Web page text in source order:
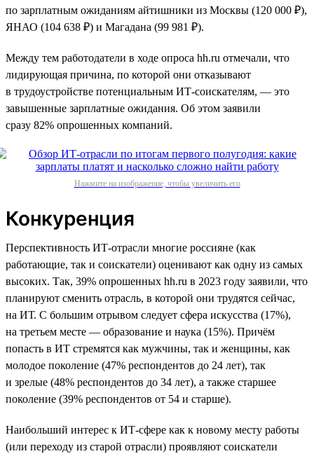
по зарплатным ожиданиям айтишники из Москвы (120 000 ₽),
ЯНАО (104 638 ₽) и Магадана (99 981 ₽).
Между тем работодатели в ходе опроса hh.ru отмечали, что
лидирующая причина, по которой они отказывают
в трудоустройстве потенциальным ИТ-соискателям, — это
завышенные зарплатные ожидания. Об этом заявили
сразу 82% опрошенных компаний.
Нажмите на изображение, чтобы увеличить его
Конкуренция
Перспективность ИТ-отрасли многие россияне (как
работающие, так и соискатели) оценивают как одну из самых
высоких. Так, 39% опрошенных hh.ru в 2023 году заявили, что
планируют сменить отрасль, в которой они трудятся сейчас,
на ИТ. С большим отрывом следует сфера искусства (17%),
на третьем месте — образование и наука (15%). Причём
попасть в ИТ стремятся как мужчины, так и женщины, как
молодое поколение (47% респондентов до 24 лет), так
и зрелые (48% респондентов до 34 лет), а также старшее
поколение (39% респондентов от 54 и старше).
Наибольший интерес к ИТ-сфере как к новому месту работы
(или переходу из старой отрасли) проявляют соискатели